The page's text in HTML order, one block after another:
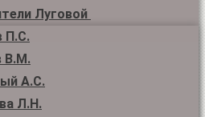
Луговой
П.С.
В.М.
А.С.
Л.Н.